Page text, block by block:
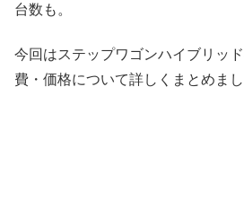
台数も。
今回はステップワゴンハイブリッ
費・価格について詳しくまとめまし